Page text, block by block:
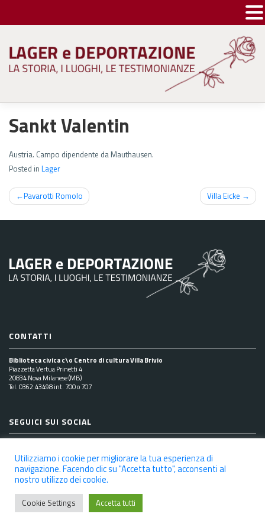
content
Sankt Valentin
Austria. Campo dipendente da Mauthausen.
Posted in Lager
Navigazione
articoli
Pavarotti Romolo Villa Eicke
CONTATTI
Biblioteca civica c\o Centro di cultura Villa Brivio
Piazzetta Vertua Prinetti 4
20834 Nova Milanese (MB)
Tel. 0362.43498 int. 700 o 707
SEGUICI SUI SOCIAL
NOTE LEGALI PRIVACY POLICY
Utilizziamo i cookie per migliorare la tua esperienza di
navigazione. Facendo clic su "Accetta tutto", acconsenti al
nostro utilizzo dei cookie.
Cookie Settings Accetta tutti